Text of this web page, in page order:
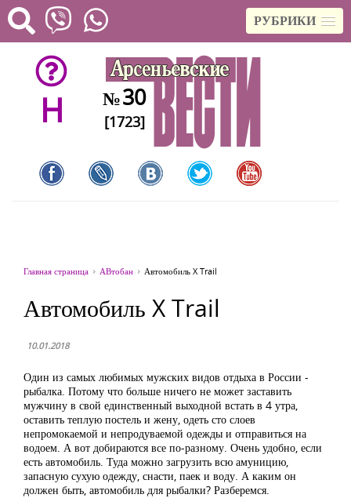
РУБРИКИ
H №30
[1723]
Главная страница АВтобан Автомобиль X Trail
Автомобиль X Trail
10.01.2018
Один из самых любимых мужских видов отдыха в России -
рыбалка. Потому что больше ничего не может заставить
мужчину в свой единственный выходной встать в 4 утра,
оставить теплую постель и жену, одеть сто слоев
непромокаемой и непродуваемой одежды и отправиться на
водоем. А вот добираются все по-разному. Очень удобно, если
есть автомобиль. Туда можно загрузить всю амуницию,
запасную сухую одежду, снасти, паек и воду. А каким он
должен быть, автомобиль для рыбалки? Разберемся.